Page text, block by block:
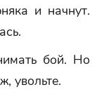
и начнут.
бой. Но
увольте.